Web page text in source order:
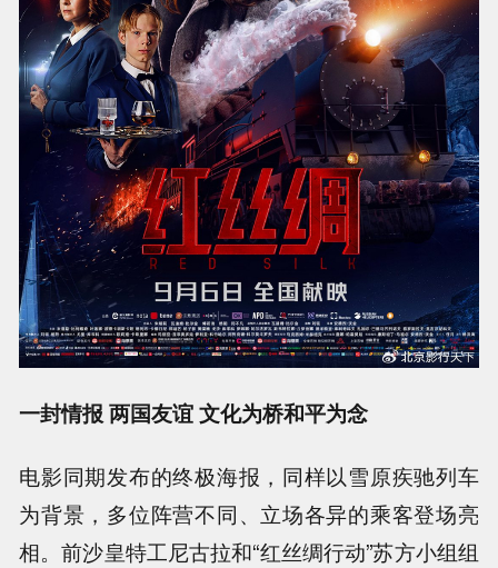
一封情报 两国友谊 文化为桥和平为念
电影同期发布的终极海报，同样以雪原疾驰列车
为背景，多位阵营不同、立场各异的乘客登场亮
相。前沙皇特工尼古拉和“红丝绸行动”苏方小组组